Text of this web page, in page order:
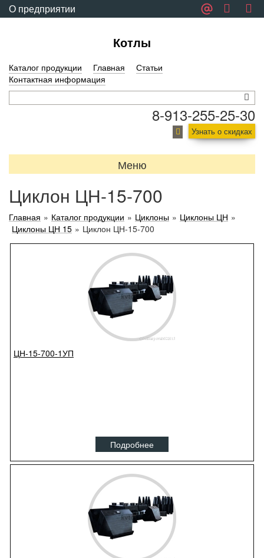
О предприятии
Котлы
Каталог продукции Главная
Статьи
Контактная информация
8-913-255-25-30
Узнать о скидках
Меню
Циклон ЦН-15-700
Главная » Каталог продукции » Циклоны » Циклоны ЦН »
Циклоны ЦН 15 » Циклон ЦН-15-700
ЦН-15-700-1УП
Подробнее